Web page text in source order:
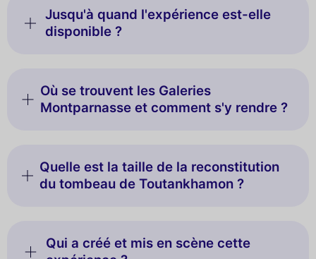
Jusqu'à quand l'expérience est-elle
disponible ?
Où se trouvent les Galeries
Montparnasse et comment s'y rendre ?
Quelle est la taille de la reconstitution
du tombeau de Toutankhamon ?
Qui a créé et mis en scène cette